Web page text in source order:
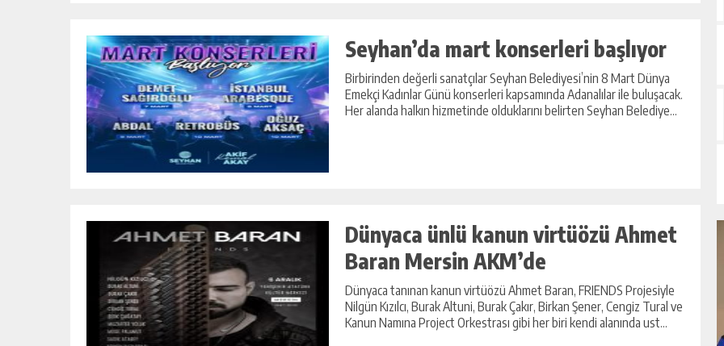
Seyhan’da mart konserleri başlıyor
Birbirinden değerli sanatçılar Seyhan Belediyesi’nin 8 Mart Dünya
Emekçi Kadınlar Günü konserleri kapsamında Adanalılar ile buluşacak.
Her alanda halkın hizmetinde olduklarını belirten Seyhan Belediye...
Dünyaca ünlü kanun virtüözü Ahmet
Baran Mersin AKM’de
Dünyaca tanınan kanun virtüözü Ahmet Baran, FRIENDS Projesiyle
Nilgün Kızılcı, Burak Altuni, Burak Çakır, Birkan Şener, Cengiz Tural ve
Kanun Namına Project Orkestrası gibi her biri kendi alanında ust...